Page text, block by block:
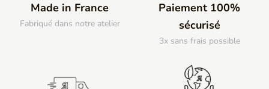
Made in France
Fabriqué dans notre atelier
Paiement 100%
sécurisé
3x sans frais possible